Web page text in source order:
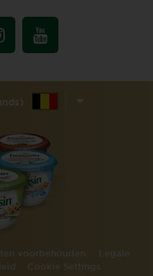
voorbehouden.
Legale
Cookie Settings